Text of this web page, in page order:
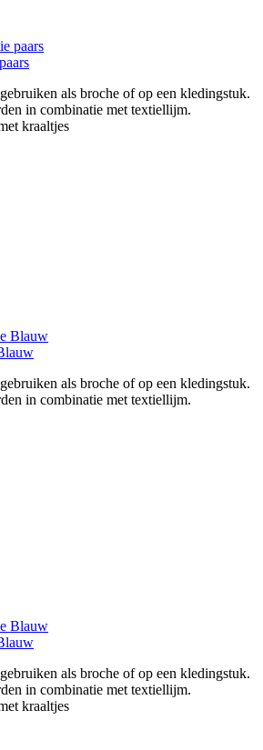
als broche of op een kledingstuk.
in combinatie met textiellijm.
kraaltjes
als broche of op een kledingstuk.
in combinatie met textiellijm.
als broche of op een kledingstuk.
in combinatie met textiellijm.
kraaltjes